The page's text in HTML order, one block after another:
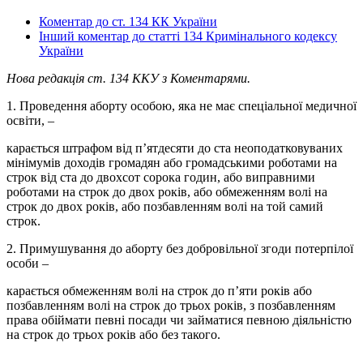
Коментар до ст. 134 КК України
Інший коментар до статті 134 Кримінального кодексу
України
Нова редакція ст. 134 ККУ з Коментарями.
1. Проведення аборту особою, яка не має спеціальної медичної
освіти, –
карається штрафом від п’ятдесяти до ста неоподатковуваних
мінімумів доходів громадян або громадськими роботами на
строк від ста до двохсот сорока годин, або виправними
роботами на строк до двох років, або обмеженням волі на
строк до двох років, або позбавленням волі на той самий
строк.
2. Примушування до аборту без добровільної згоди потерпілої
особи –
карається обмеженням волі на строк до п’яти років або
позбавленням волі на строк до трьох років, з позбавленням
права обіймати певні посади чи займатися певною діяльністю
на строк до трьох років або без такого.